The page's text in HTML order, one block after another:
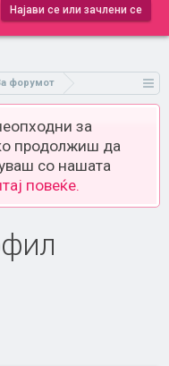
Најави се или зачлени се
форумот
за
продолжиш да
со нашата
повеќе.